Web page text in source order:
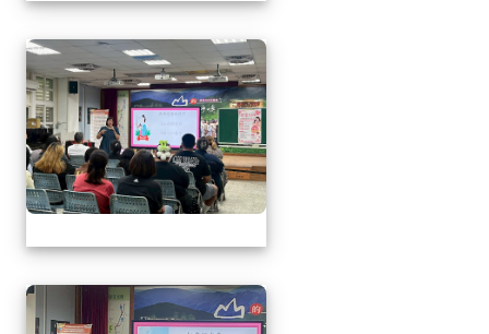
1150509母親節暨親職
1150509母親節暨親職